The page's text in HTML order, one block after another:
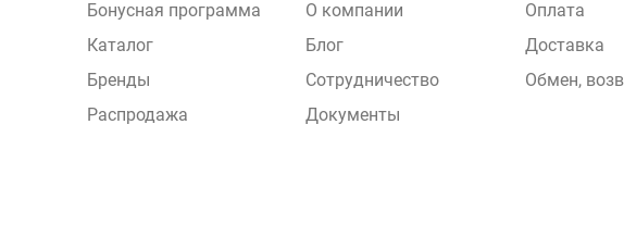
Бонусная программа
Каталог
Бренды
Распродажа
О компании
Блог
Сотрудничество
Документы
Оплата
Доставка
Обмен,